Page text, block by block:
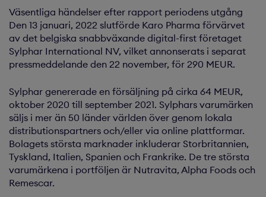
Väsentliga händelser efter rapport­ periodens utgång
Den 13 januari, 2022 slutförde Karo Pharma förvärvet
av det belgiska snabbväxande digital-first företaget
Sylphar International NV, vilket annonserats i separat
pressmeddelande den 22 november, för 290 MEUR.
Sylphar genererade en försäljning på cirka 64 MEUR,
oktober 2020 till september 2021. Sylphars varumärken
säljs i mer än 50 länder världen över genom lokala
distributionspartners och/eller via online plattformar.
Bolagets största marknader inkluderar Storbritannien,
Tyskland, Italien, Spanien och Frankrike. De tre största
varumärkena i portföljen är Nutravita, Alpha Foods och
Remescar.